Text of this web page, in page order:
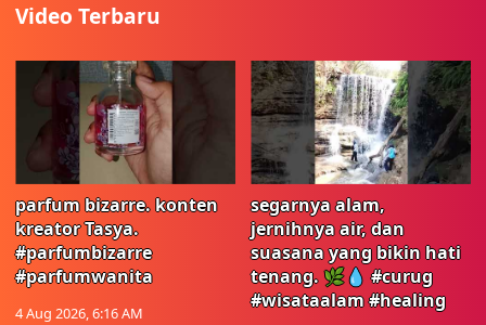
Video Terbaru
parfum bizarre. konten
kreator Tasya.
#parfumbizarre
#parfumwanita
4 Aug 2026, 6:16 AM
segarnya alam,
jernihnya air, dan
suasana yang bikin hati
tenang. 🌿💧 #curug
#wisataalam #healing